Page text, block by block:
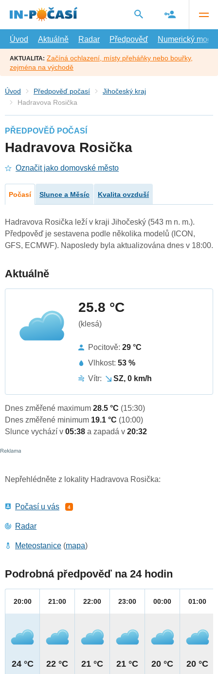
hlavní
Úvod
Aktuálně Radar Předpověď Numerický model
AKTUALITA: Začíná ochlazení, místy přeháňky nebo bouřky,
zejména na východě
Úvod Předpověď počasí
Jihočeský kraj
Hadravova Rosička
PŘEDPOVĚĎ POČASÍ
Hadravova Rosička
Označit jako domovské město
Počasí Slunce a Měsíc Kvalita ovzduší
Hadravova Rosička leží v kraji Jihočeský (543 m n. m.).
Předpověď je sestavena podle několika modelů (ICON,
GFS, ECMWF). Naposledy byla aktualizována dnes v 18:00.
Aktuálně
25.8 °C
(klesá)
Pocitově: 29 °C
Vlhkost: 53 %
Vítr:
SZ, 0 km/h
Dnes změřené maximum 28.5 °C (15:30)
Dnes změřené minimum 19.1 °C (10:00)
Slunce vychází v 05:38 a zapadá v 20:32
Nepřehlédněte z lokality Hadravova Rosička:
Počasí u vás 4
Radar
Meteostanice (mapa)
Podrobná předpověď na 24 hodin
20:00
24 °C
21:00
22 °C
22:00
21 °C
23:00
21 °C
00:00
20 °C
01:00
20 °C